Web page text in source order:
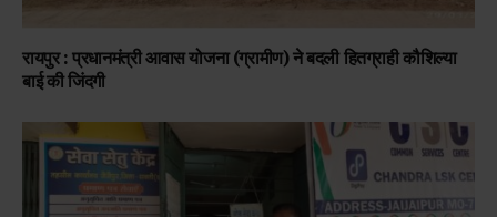
रायपुर : प्रधानमंत्री आवास योजना (ग्रामीण) ने बदली हितग्राही कौशिल्या
बाई की जिंदगी